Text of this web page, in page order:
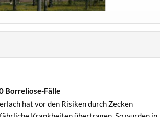
Borreliose-Fälle
hat vor den Risiken durch Zeck­en